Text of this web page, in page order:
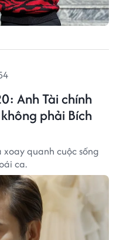
Anh Tài chính
phải Bích
quanh cuộc sống
ca.